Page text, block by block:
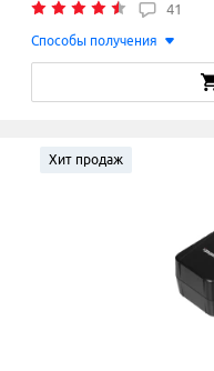
41
Способы получения
Хит продаж